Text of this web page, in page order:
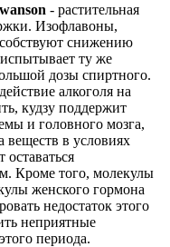
- растительная
Изофлавоны,
снижению
ту же
дозы спиртного.
алкоголя на
кудзу поддержит
и головного мозга,
веществ в условиях
оставаться
Кроме того, молекулы
женского гормона
недостаток этого
неприятные
периода.